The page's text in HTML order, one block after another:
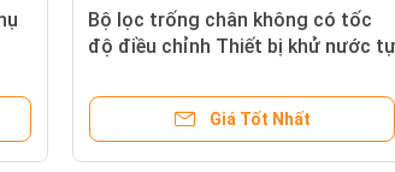
Bộ lọc trống chân không có tốc
độ điều chỉnh Thiết bị khử nước tự
Giá Tốt Nhất